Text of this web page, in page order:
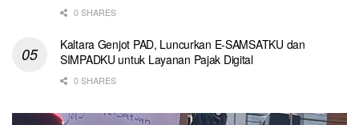
0 SHARES
Kaltara Genjot PAD, Luncurkan E-SAMSATKU dan
SIMPADKU untuk Layanan Pajak Digital
0 SHARES